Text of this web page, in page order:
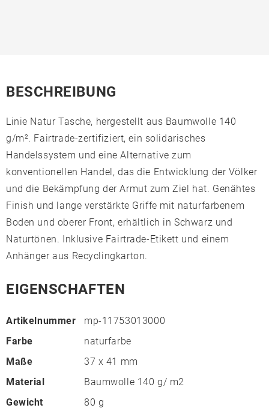
BESCHREIBUNG
Linie Natur Tasche, hergestellt aus Baumwolle 140
g/m². Fairtrade-zertifiziert, ein solidarisches
Handelssystem und eine Alternative zum
konventionellen Handel, das die Entwicklung der Völker
und die Bekämpfung der Armut zum Ziel hat. Genähtes
Finish und lange verstärkte Griffe mit naturfarbenem
Boden und oberer Front, erhältlich in Schwarz und
Naturtönen. Inklusive Fairtrade-Etikett und einem
Anhänger aus Recyclingkarton.
EIGENSCHAFTEN
Artikelnummer
mp-11753013000
Farbe
naturfarbe
Maße
37 x 41 mm
Material
Baumwolle 140 g/ m2
Gewicht
80 g